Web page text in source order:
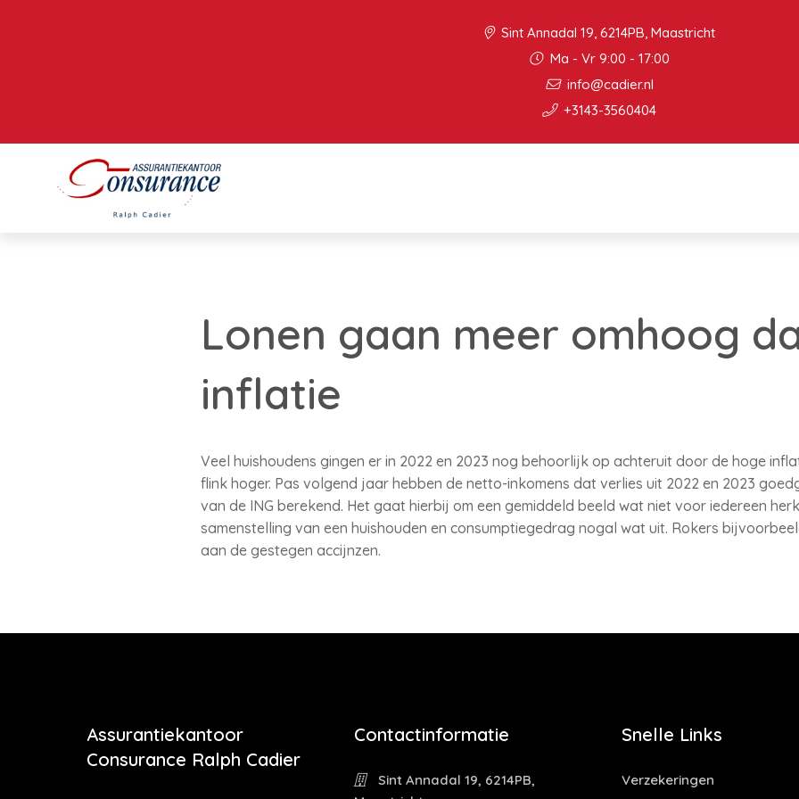
Sint Annadal 19, 6214PB, Maastricht
Ma - Vr 9:00 - 17:00
info@cadier.nl
+3143-3560404
Lonen gaan meer omhoog
inflatie
Veel huishoudens gingen er in 2022 en 2023 nog behoorlijk op achteruit door de hoge
flink hoger. Pas volgend jaar hebben de netto-inkomens dat verlies uit 2022 en 2023
van de ING berekend. Het gaat hierbij om een gemiddeld beeld wat niet voor iedereen
samenstelling van een huishouden en consumptiegedrag nogal wat uit. Rokers
aan de gestegen accijnzen.
Assurantiekantoor
Consurance Ralph Cadier
Contactinformatie
Sint Annadal 19, 6214PB,
Snelle Links
Verzekeringen